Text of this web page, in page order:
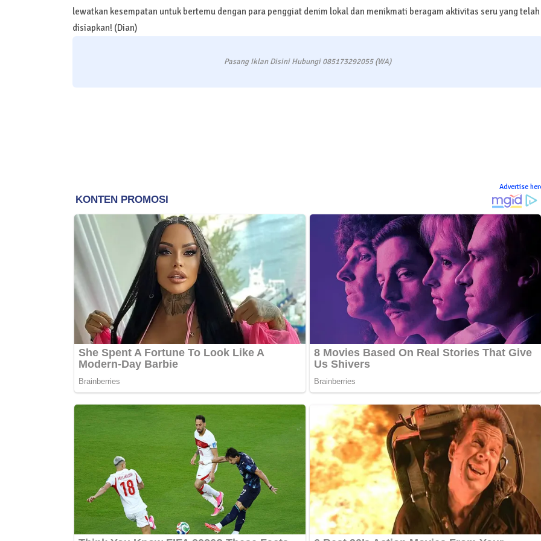
lewatkan kesempatan untuk bertemu dengan para penggiat denim lokal dan menikmati beragam aktivitas seru yang telah
disiapkan! (Dian)
Pasang Iklan Disini Hubungi 085173292055 (WA)
Advertise